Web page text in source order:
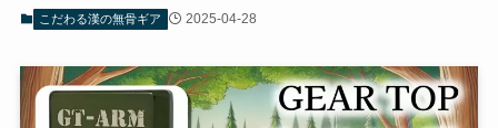
こだわる漢の無骨ギア 2025-04-28